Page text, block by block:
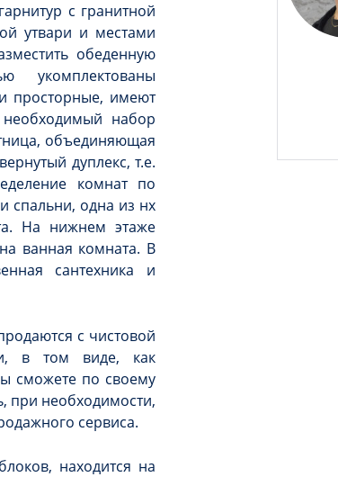
с гранитной
утвари и местами
обеденную
просторные, имеют
набор
объединяющая
дуплекс, т.е.
комнат по
спальни, одна из нх
На нижнем этаже
ванная комната. В
сантехника и
с чистовой
в том виде, как
сможете по своему
при необходимости,
сервиса.
находится на